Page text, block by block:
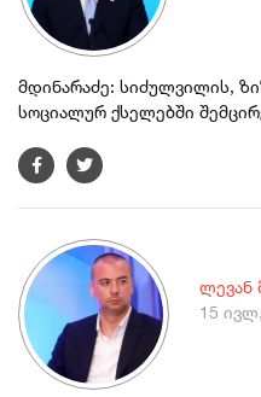
მდინარაძე: სიძულვილის,
სოციალურ ქსელებში
ლევან
15